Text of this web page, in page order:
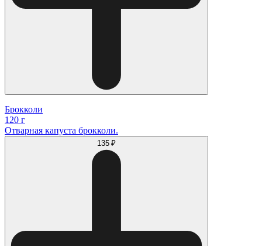
Брокколи
120 г
Отварная капуста брокколи.
135 ₽